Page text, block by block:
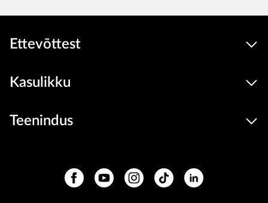
Ettevõttest
Kasulikku
Teenindus